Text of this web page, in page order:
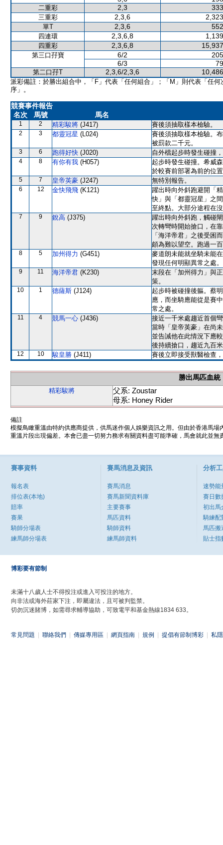
二重彩 2,3
三重彩 2,3,6
單T 2,3,6
四連環 2,3,6,8
四重彩 2,3,6,8
第三口孖寶 6/2
6/3
第二口孖T 2,3,6/2,3,6
派彩備註：於勝出組合中，「F」代表「任何組合」；「M」則代表「任何
序」。
競賽事件報告
名次
馬號 馬名
1 2 精彩駿將 (J417) 賽後須抽取樣本檢驗。
2 3 都靈冠星 (L024)
賽後須抽取樣本檢驗。
被罰款二千元。
3 6 跑得好快 (J020) 自外檔起步時發生碰撞
4 8 有你有我 (H057)
起步時發生碰撞。希威
於較賽前部署為前的位
5 7 皇帝英豪 (J247) 無特別報告。
6 12 金快飛飛 (K121)
躍出時向外斜跑避開「
快」與「都靈冠星」之
至終點。大部分途程在
7 9 銳高 (J375)
躍出時向外斜跑，觸碰
次轉彎時開始搶口，在
「海洋帝君」之後受困
頗為難以望空。跑過一
8 5 加州得力 (G451)
麥道朗未能就坐騎未能
發現任何明顯異常之處。
9 11 海洋帝君 (K230)
末段在「加州得力」與
策。
10 1 德薩斯 (J124)
起步時被碰撞後軀。蔡
應，而坐騎應能從是賽
常之處。
11 4 競馬一心 (J436)
接近一千米處趨近首個
當時「皇帝英豪」在尚
並告誡他在此情況下應
後持續搶口，趨近九百
12 10 駿皇勝 (J411) 賽後立即接受獸醫檢查
勝出馬匹血統
精彩駿將
父系: Zoustar
母系: Honey Rider
備註
模擬鳥瞰重溫由特約供應商提供，供馬迷作個人娛樂資訊之用。但由於香港馬
重溫片段出現偏差。本會已盡一切努力務求有關資料盡可能準確，馬會就此並
賽事資料
報名表
排位表(本地)
賠率
賽果
騎師分場表
練馬師分場表
賽馬消息及資訊
賽馬消息
賽馬新聞資料庫
主要賽事
馬匹資料
騎師資料
練馬師資料
分析
速勢能
賽日數
初出馬
騎練配
馬匹搬
貼士指
博彩要有節制
未滿十八歲人士不得投注或進入可投注的地方。
向非法或海外莊家下注，即屬違法，且可被判監禁。
切勿沉迷賭博，如需尋求輔導協助，可致電平和基金熱線1834 633。
常見問題 聯絡我們 傳媒專用區 網頁指南 規例 提倡有節制博彩 私